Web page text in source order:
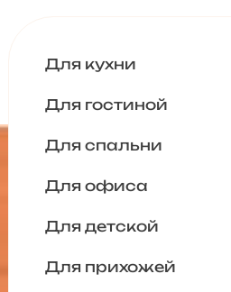
Для кухни
Для гостиной
Для спальни
Для офиса
Для детской
Для прихожей